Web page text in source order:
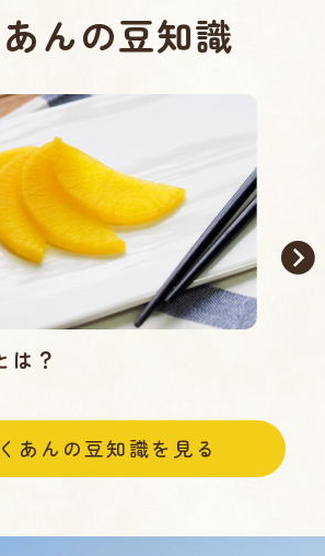
んの豆知識
は？
あんの豆知識を見る